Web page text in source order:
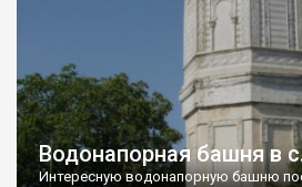
Водонапорная башня в
Интересную водонапорную башню